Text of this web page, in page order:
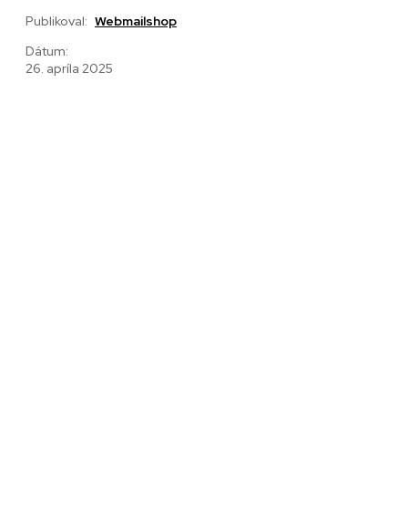
Publikoval: Webmailshop
Dátum:
26. apríla 2025